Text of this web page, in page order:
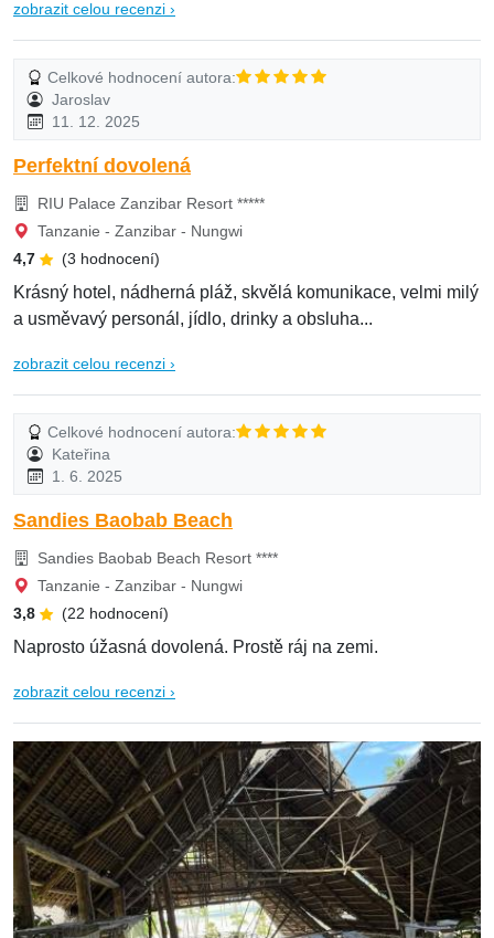
zobrazit celou recenzi ›
Celkové hodnocení autora:
Jaroslav
11. 12. 2025
Perfektní dovolená
RIU Palace Zanzibar Resort *****
Tanzanie - Zanzibar - Nungwi
4,7
(3 hodnocení)
Krásný hotel, nádherná pláž, skvělá komunikace, velmi milý
a usměvavý personál, jídlo, drinky a obsluha...
zobrazit celou recenzi ›
Celkové hodnocení autora:
Kateřina
1. 6. 2025
Sandies Baobab Beach
Sandies Baobab Beach Resort ****
Tanzanie - Zanzibar - Nungwi
3,8
(22 hodnocení)
Naprosto úžasná dovolená. Prostě ráj na zemi.
zobrazit celou recenzi ›